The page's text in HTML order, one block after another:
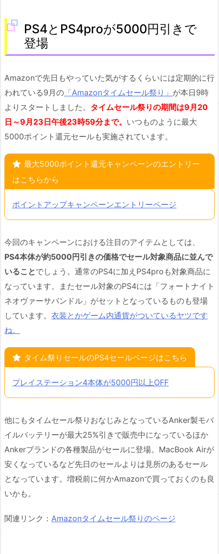
PS4とPS4proが5000円引きで
登場
Amazonで先日もやっていた気がするくらいには定期的に行
われている9月の 「Amazonタイムセール祭り」 が本日9時
よりスタートしました。 タイムセール祭りの期間は9月20
日～9月23日午後23時59分まで。 いつものように最大
5000ポイント還元セールも実施されています。
最大5000ポイント還元キャンペーンのエントリー
はこちらから
ポイントアップキャンペーンエントリーページ
今回のキャンペーンにおける注目のアイテムとしては、
PS4本体が約5000円引きの価格でセール対象商品に並んで
いることでしょう。通常のPS4に加えPS4proも対象商品に
なっています。またセール対象のPS4には「フォートナイト
ネオヴァーサバンドル」がセットとなっているものも登場
しています。 衣装とかゲーム内通貨がついているヤツです
ね。
タイム祭りセールのPS4セールページはこちら
プレイステーション4本体が5000円以上OFF
他にもタイムセール祭りおなじみとなっているAnker製モバ
イルバッテリーが最大25%引きで販売中になっているほか
Ankerブランドの各種製品がセールに登場。MacBook Airが
安くなっているなど先日のセールよりは見所のあるセール
となっています。増税前に何かAmazonで買っておくのも良
いかも。
関連リンク： Amazonタイムセール祭りのページ